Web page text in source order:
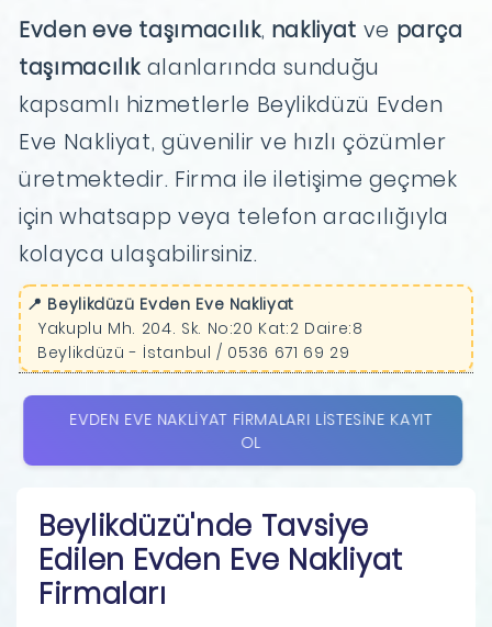
Evden eve taşımacılık, nakliyat ve parça
taşımacılık alanlarında sunduğu
kapsamlı hizmetlerle Beylikdüzü Evden
Eve Nakliyat, güvenilir ve hızlı çözümler
üretmektedir. Firma ile iletişime geçmek
için whatsapp veya telefon aracılığıyla
kolayca ulaşabilirsiniz.
📍 Beylikdüzü Evden Eve Nakliyat
Yakuplu Mh. 204. Sk. No:20 Kat:2 Daire:8
Beylikdüzü - İstanbul / 0536 671 69 29
EVDEN EVE NAKLIYAT FIRMALARI LISTESINE KAYIT
OL
Beylikdüzü'nde Tavsiye
Edilen Evden Eve Nakliyat
Firmaları